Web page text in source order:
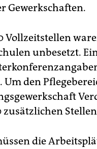
Gewerkschaften.
Vollzeitstellen
unbesetzt.
Um den
die